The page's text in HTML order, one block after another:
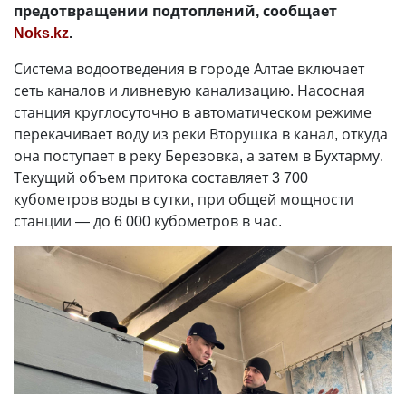
предотвращении подтоплений, сообщает
Noks.kz.
Система водоотведения в городе Алтае включает
сеть каналов и ливневую канализацию. Насосная
станция круглосуточно в автоматическом режиме
перекачивает воду из реки Вторушка в канал, откуда
она поступает в реку Березовка, а затем в Бухтарму.
Текущий объем притока составляет 3 700
кубометров воды в сутки, при общей мощности
станции — до 6 000 кубометров в час.